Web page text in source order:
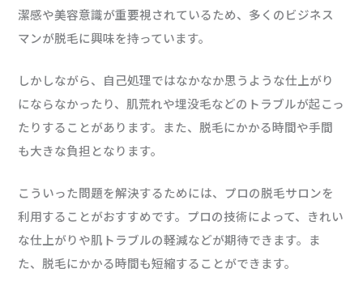
潔感や美容意識が重要視されているため、多くのビジネス
マンが脱毛に興味を持っています。
しかしながら、自己処理ではなかなか思うような仕上がり
にならなかったり、肌荒れや埋没毛などのトラブルが起こっ
たりすることがあります。また、脱毛にかかる時間や手間
も大きな負担となります。
こういった問題を解決するためには、プロの脱毛サロンを
利用することがおすすめです。プロの技術によって、きれい
な仕上がりや肌トラブルの軽減などが期待できます。ま
た、脱毛にかかる時間も短縮することができます。